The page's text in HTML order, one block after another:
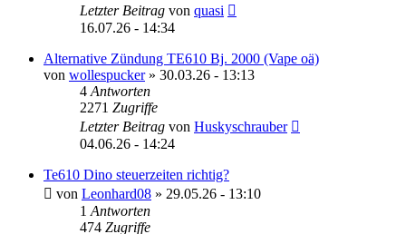
Letzter Beitrag von quasi
16.07.26 - 14:34
Alternative Zündung TE610 Bj. 2000 (Vape oä)
von wollespucker» 30.03.26 - 13:13
4 Antworten
2271 Zugriffe
Letzter Beitrag von Huskyschrauber
04.06.26 - 14:24
Te610 Dino steuerzeiten richtig?
von Leonhard08 » 29.05.26 - 13:10
1 Antworten
474 Zugriffe